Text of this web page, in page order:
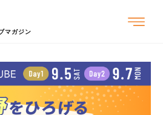
マガジン